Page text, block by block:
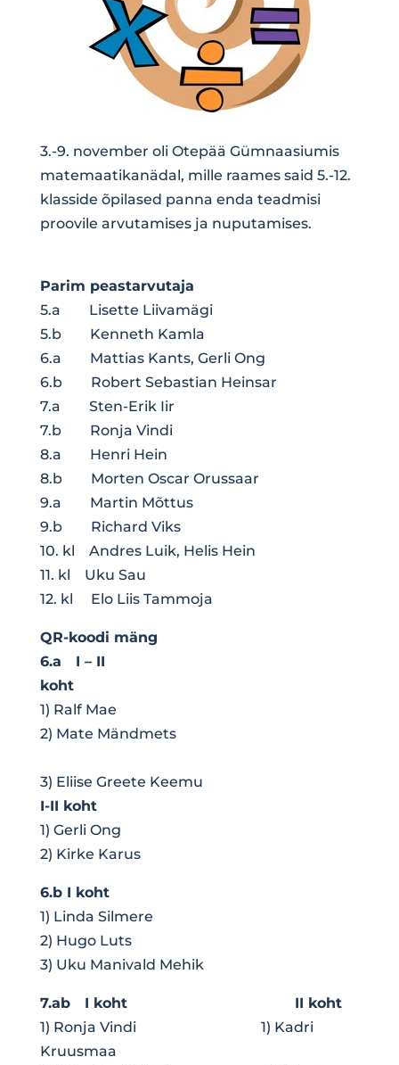
3.-9. november oli Otepää Gümnaasiumis
matemaatikanädal, mille raames said 5.-12.
klasside õpilased panna enda teadmisi
proovile arvutamises ja nuputamises.
Parim peastarvutaja
5.a Lisette Liivamägi
5.b Kenneth Kamla
6.a Mattias Kants, Gerli Ong
6.b Robert Sebastian Heinsar
7.a Sten-Erik Iir
7.b Ronja Vindi
8.a Henri Hein
8.b Morten Oscar Orussaar
9.a Martin Mõttus
9.b Richard Viks
10. kl Andres Luik, Helis Hein
11. kl Uku Sau
12. kl Elo Liis Tammoja
QR-koodi mäng
6.a
I – II
koht
1) Ralf Mae
2) Mate Mändmets
3) Eliise Greete Keemu
I-II koht
1) Gerli Ong
2) Kirke Karus
6.b I koht
1) Linda Silmere
2) Hugo Luts
3) Uku Manivald Mehik
7.ab I koht
II koht
1) Ronja Vindi 1) Kadri
Kruusmaa